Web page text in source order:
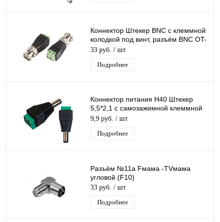
Коннектор Штекер BNC с клеммной
колодкой под винт, разъём BNC OT-
AVT04 (TD-314)
33 руб. / шт
Подробнее
Коннектор питания H40 Штекер
5,5*2,1 с самозажимной клеммной
колодкой, разъем, штекер питания
9,9 руб. / шт
Подробнее
Разъём №11а Fмама -TVмама
угловой (F10)
33 руб. / шт
Подробнее